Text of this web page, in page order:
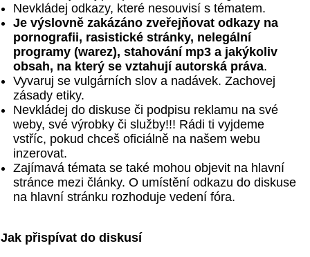
Nevkládej odkazy, které nesouvisí s tématem.
Je výslovně zakázáno zveřejňovat odkazy na
pornografii, rasistické stránky, nelegální
programy (warez), stahování mp3 a jakýkoliv
obsah, na který se vztahují autorská práva.
Vyvaruj se vulgárních slov a nadávek. Zachovej
zásady etiky.
Nevkládej do diskuse či podpisu reklamu na své
weby, své výrobky či služby!!! Rádi ti vyjdeme
vstříc, pokud chceš oficiálně na našem webu
inzerovat.
Zajímavá témata se také mohou objevit na hlavní
stránce mezi články. O umístění odkazu do diskuse
na hlavní stránku rozhoduje vedení fóra.
Jak přispívat do diskusí